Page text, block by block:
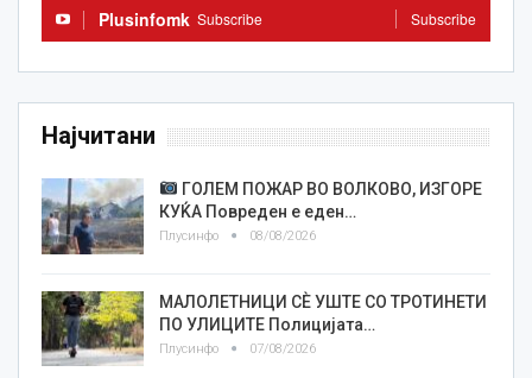
Plusinfomk Subscribe Subscribe
Најчитани
ГОЛЕМ ПОЖАР ВО ВОЛКОВО, ИЗГОРЕ
КУЌА Повреден е еден…
Плусинфо 08/08/2026
МАЛОЛЕТНИЦИ СÈ УШТЕ СО ТРОТИНЕТИ
ПО УЛИЦИТЕ Полицијата…
Плусинфо 07/08/2026